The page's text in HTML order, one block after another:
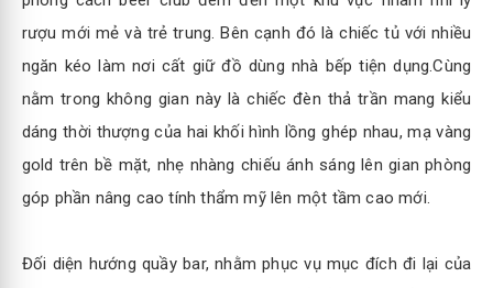
rượu mới mẻ và trẻ trung. Bên cạnh đó là chiếc tủ với nhiều
ngăn kéo làm nơi cất giữ đồ dùng nhà bếp tiện dụng.Cùng
nằm trong không gian này là chiếc đèn thả trần mang kiểu
dáng thời thượng của hai khối hình lồng ghép nhau, mạ vàng
gold trên bề mặt, nhẹ nhàng chiếu ánh sáng lên gian phòng
góp phần nâng cao tính thẩm mỹ lên một tầm cao mới.
Đối diện hướng quầy bar, nhằm phục vụ mục đích đi lại của